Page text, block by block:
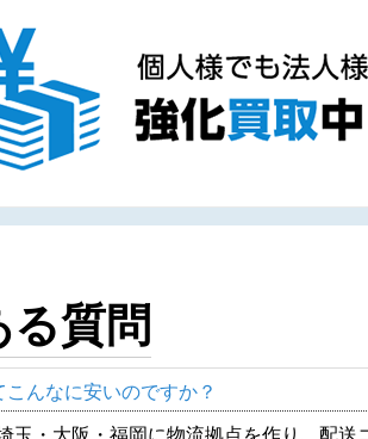
る質問
こんなに安いのですか？